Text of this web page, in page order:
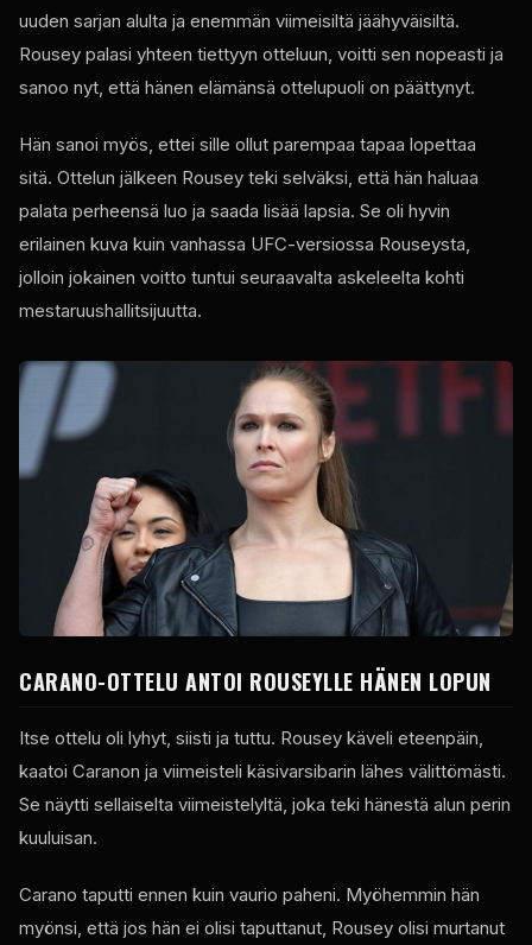
uuden sarjan alulta ja enemmän viimeisiltä jäähyväisiltä.
Rousey palasi yhteen tiettyyn otteluun, voitti sen nopeasti ja
sanoo nyt, että hänen elämänsä ottelupuoli on päättynyt.
Hän sanoi myös, ettei sille ollut parempaa tapaa lopettaa
sitä. Ottelun jälkeen Rousey teki selväksi, että hän haluaa
palata perheensä luo ja saada lisää lapsia. Se oli hyvin
erilainen kuva kuin vanhassa UFC-versiossa Rouseysta,
jolloin jokainen voitto tuntui seuraavalta askeleelta kohti
mestaruushallitsijuutta.
CARANO-OTTELU ANTOI ROUSEYLLE HÄNEN LOPUN
Itse ottelu oli lyhyt, siisti ja tuttu. Rousey käveli eteenpäin,
kaatoi Caranon ja viimeisteli käsivarsibarin lähes välittömästi.
Se näytti sellaiselta viimeistelyltä, joka teki hänestä alun perin
kuuluisan.
Carano taputti ennen kuin vaurio paheni. Myöhemmin hän
myönsi, että jos hän ei olisi taputtanut, Rousey olisi murtanut